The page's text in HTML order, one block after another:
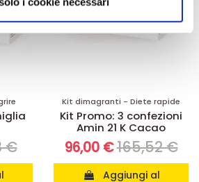
di analisi dei dati web,
i quali potrebbero combinarle
€
Kit dimagranti - Diete rapide
Kit Promo: 3 confezioni
Amin 21 K Cacao
96,00 €165,52 €